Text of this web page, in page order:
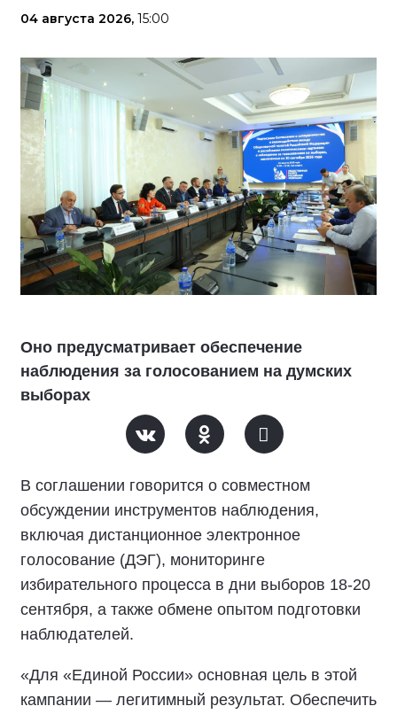
04 августа 2026, 15:00
Оно предусматривает обеспечение
наблюдения за голосованием на думских
выборах
В соглашении говорится о совместном
обсуждении инструментов наблюдения,
включая дистанционное электронное
голосование (ДЭГ), мониторинге
избирательного процесса в дни выборов 18-20
сентября, а также обмене опытом подготовки
наблюдателей.
«Для «Единой России» основная цель в этой
кампании — легитимный результат. Обеспечить